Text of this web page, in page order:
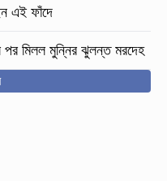
এই ফাঁদে
পর মিলল মুন্নির ঝুলন্ত মরদেহ